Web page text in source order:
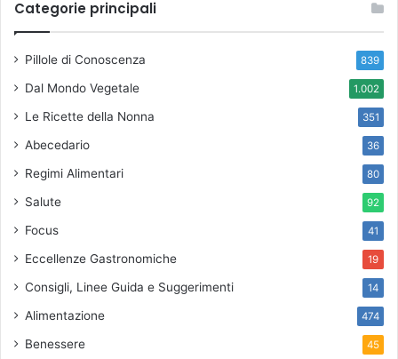
Categorie principali
Pillole di Conoscenza 839
Dal Mondo Vegetale 1.002
Le Ricette della Nonna 351
Abecedario 36
Regimi Alimentari 80
Salute 92
Focus 41
Eccellenze Gastronomiche 19
Consigli, Linee Guida e Suggerimenti 14
Alimentazione 474
Benessere 45